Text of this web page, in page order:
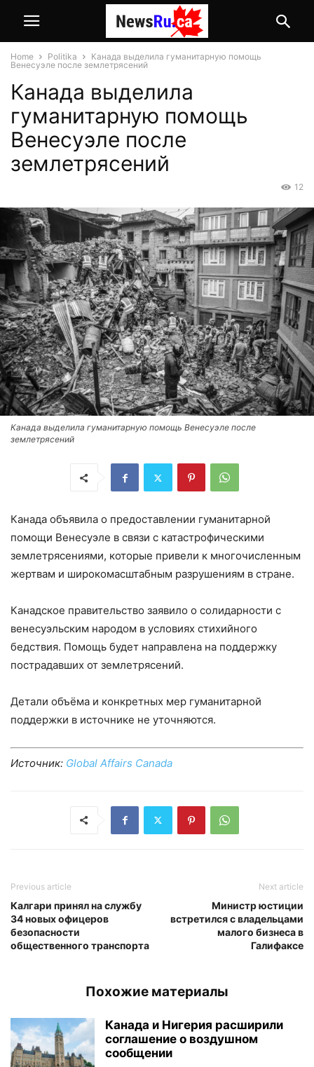
Home Politika
Канада выделила гуманитарную помощь
Венесуэле после землетрясений
Канада выделила
гуманитарную помощь
Венесуэле после
землетрясений
12
Канада выделила гуманитарную помощь Венесуэле после
землетрясений
Канада объявила о предоставлении гуманитарной
помощи Венесуэле в связи с катастрофическими
землетрясениями, которые привели к многочисленным
жертвам и широкомасштабным разрушениям в стране.
Канадское правительство заявило о солидарности с
венесуэльским народом в условиях стихийного
бедствия. Помощь будет направлена на поддержку
пострадавших от землетрясений.
Детали объёма и конкретных мер гуманитарной
поддержки в источнике не уточняются.
Источник: Global Affairs Canada
Previous article
Калгари принял на службу
34 новых офицеров
безопасности
общественного транспорта
Next article
Министр юстиции
встретился с владельцами
малого бизнеса в
Галифаксе
Похожие материалы
Канада и Нигерия расширили
соглашение о воздушном
сообщении